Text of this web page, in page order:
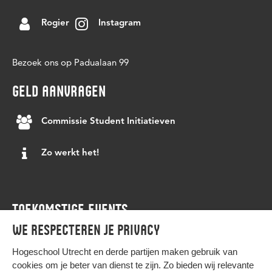
We respecteren je privacy
Hogeschool Utrecht en derde partijen maken gebruik van
cookies om je beter van dienst te zijn. Zo bieden wij relevante
Rogier Instagram
Bezoek ons op Padualaan 99
GELD AANVRAGEN
Commissie Student Initiatieven
Zo werkt het!
TOEKOMSTIGE EVENTS